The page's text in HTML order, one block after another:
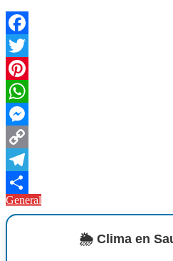
Facebook
Twitter
Pinterest
WhatsApp
Messenger
Copy
Link
Telegram
Compartir
General
🌦️ Clima en